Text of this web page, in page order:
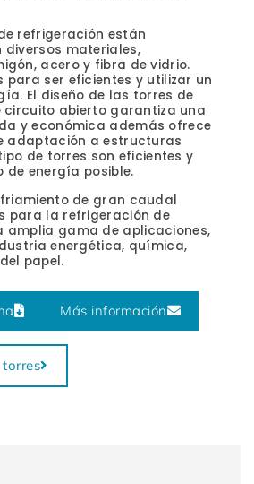
refrigeración están
materiales,
acero y fibra de vidrio.
para ser eficientes y utilizar un
El diseño de las torres de
circuito abierto garantiza una
y económica además ofrece
adaptación a estructuras
de torres son eficientes y
de energía posible.
de gran caudal
para la refrigeración de
amplia gama de aplicaciones,
energética, química,
papel.
Más información